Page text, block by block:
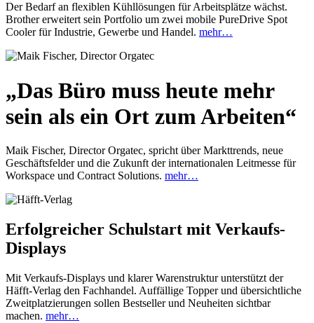
Der Bedarf an flexiblen Kühllösungen für Arbeitsplätze wächst.
Brother erweitert sein Portfolio um zwei mobile PureDrive Spot
Cooler für Industrie, Gewerbe und Handel. mehr…
„Das Büro muss heute mehr
sein als ein Ort zum Arbeiten“
Maik Fischer, Director Orgatec, spricht über Markttrends, neue
Geschäftsfelder und die Zukunft der internationalen Leitmesse für
Workspace und Contract Solutions. mehr…
Erfolgreicher Schulstart mit Verkaufs-
Displays
Mit Verkaufs-Displays und klarer Warenstruktur unterstützt der
Häfft-Verlag den Fachhandel. Auffällige Topper und übersichtliche
Zweitplatzierungen sollen Bestseller und Neuheiten sichtbar
machen. mehr…